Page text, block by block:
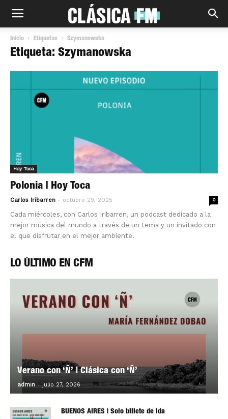
Inicio Etiquetas Szymanowska
Etiqueta: Szymanowska
Hoy Toca
Polonia | Hoy Toca
Carlos Iribarren - octubre 29, 2025 0
Cada miércoles, con Carlos Iribarren, un podcast dedicado a la
mejor música del mundo a través de un tema y un invitado con
el que disfrutar en el mejor ambiente.
LO ÚLTIMO EN CFM
Verano con ‘Ñ’ | Clásica con ‘Ñ’
admin - julio 27, 2026 0
BUENOS AIRES | Solo billete de ida